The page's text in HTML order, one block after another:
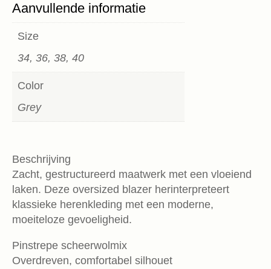
Aanvullende informatie
Size
34, 36, 38, 40
Color
Grey
Beschrijving
Zacht, gestructureerd maatwerk met een vloeiend
laken. Deze oversized blazer herinterpreteert
klassieke herenkleding met een moderne,
moeiteloze gevoeligheid.
Pinstrepe scheerwolmix
Overdreven, comfortabel silhouet